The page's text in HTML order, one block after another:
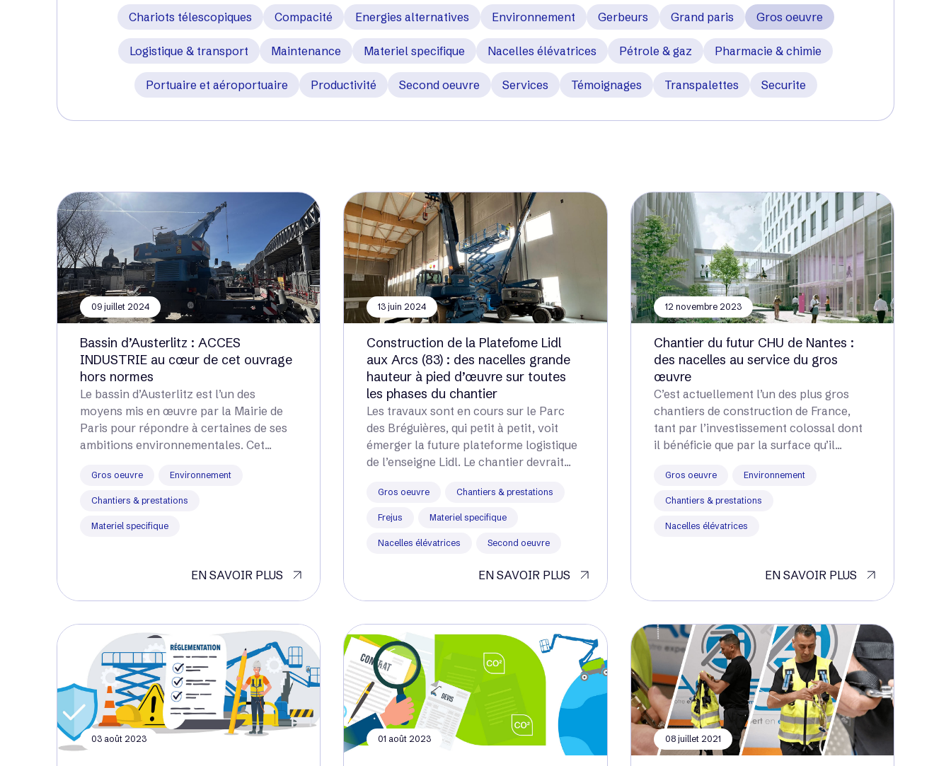
Chariots télescopiques Compacité Energies alternatives Environnement Gerbeurs Grand paris Gros oeuvre
Logistique & transport Maintenance Materiel specifique Nacelles élévatrices Pétrole & gaz Pharmacie & chimie
Portuaire et aéroportuaire Productivité Second oeuvre Services Témoignages Transpalettes Securite
09 juillet 2024
Bassin d’Austerlitz : ACCES
INDUSTRIE au cœur de cet ouvrage
hors normes
Le bassin d’Austerlitz est l’un des
moyens mis en œuvre par la Mairie de
Paris pour répondre à certaines de ses
ambitions environnementales. Cet...
Gros oeuvre Environnement
Chantiers & prestations
Materiel specifique
EN SAVOIR PLUS
13 juin 2024
Construction de la Platefome Lidl
aux Arcs (83) : des nacelles grande
hauteur à pied d’œuvre sur toutes
les phases du chantier
Les travaux sont en cours sur le Parc
des Bréguières, qui petit à petit, voit
émerger la future plateforme logistique
de l’enseigne Lidl. Le chantier devrait...
Gros oeuvre Chantiers & prestations
Frejus Materiel specifique
Nacelles élévatrices Second oeuvre
EN SAVOIR PLUS
12 novembre 2023
Chantier du futur CHU de Nantes :
des nacelles au service du gros
œuvre
C’est actuellement l’un des plus gros
chantiers de construction de France,
tant par l’investissement colossal dont
il bénéficie que par la surface qu’il...
Gros oeuvre Environnement
Chantiers & prestations
Nacelles élévatrices
EN SAVOIR PLUS
03 août 2023 01 août 2023 08 juillet 2021